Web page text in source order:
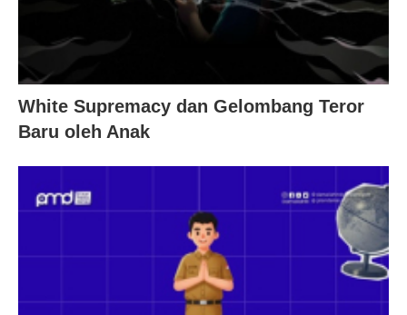
White Supremacy dan Gelombang Teror
Baru oleh Anak